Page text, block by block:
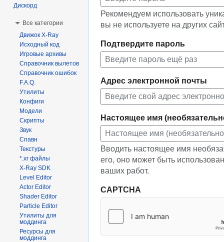
Рекомендуем использовать
вы не используете на других
Подтвердите пароль
Адрес электронной почты
Настоящее имя
Вводить настоящее имя
его, оно может быть
ваших работ.
CAPTCHA
Дискорд
Все категории
Движок X-Ray
Исходный код
Игровые архивы
Справочник вылетов
Справочник ошибок
F.A.Q.
Утилиты
Конфиги
Модели
Скрипты
Звук
Спавн
Текстуры
*.xr файлы
X-Ray SDK
Level Editor
Actor Editor
Shader Editor
Particle Editor
Утилиты для
моддинга
Ресурсы для
моддинга